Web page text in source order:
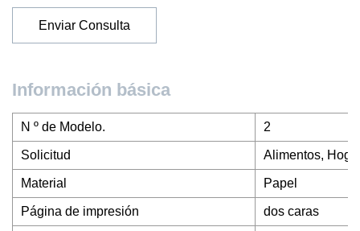
Enviar Consulta
Información básica
N º de Modelo. 2
Solicitud Alimentos,
Material Papel
Página de impresión dos caras